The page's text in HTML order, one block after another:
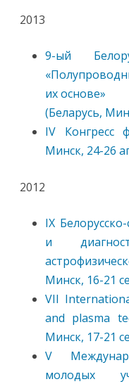
2013
9-ый
их основе»
(Беларусь,
IV Конгресс
Минск, 24-26
2012
IX
и
Минск, 16-21
VII
and plasma
Минск, 17-21
V
молодых